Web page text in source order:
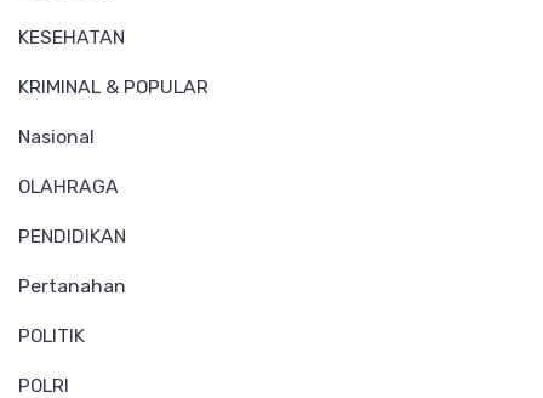
KESEHATAN
KRIMINAL & POPULAR
Nasional
OLAHRAGA
PENDIDIKAN
Pertanahan
POLITIK
POLRI